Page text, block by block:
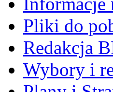
Pliki do
Redakcja
Wybory i